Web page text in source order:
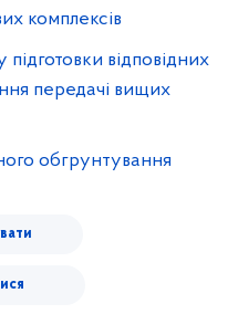
комплексів
відповідних
передачі вищих
обгрунтування